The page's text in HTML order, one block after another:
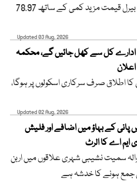
امریکی خام تیل کی فی بیرل قیمت مزید کمی کے ساتھ 78.97
Updated 03 Aug, 2026
ادارے کل سے کھل جائیں گے، محکمہ
تدریس کا اطلاق صرف سرکاری اسکولوں پر ہوگا،
Updated 02 Aug, 2026
پانی کے بہاؤ میں اضافے اور فلیش
ایم اے کا الرٹ
سمیت نشیبی شہری علاقوں میں اربن
جمع ہونے کا خدشہ ہے